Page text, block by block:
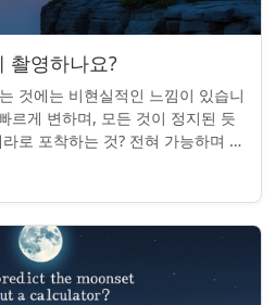
촬영하나요?
것에는 비현실적인 느낌이 있습니
르게 변하며, 모든 것이 정지된 듯
로 포착하는 것? 전혀 가능하며 가